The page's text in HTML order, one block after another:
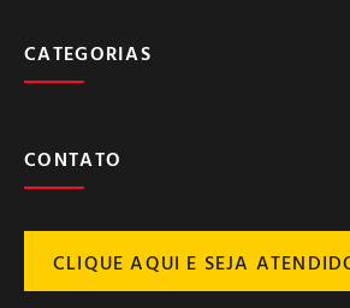
CATEGORIAS
CONTATO
CLIQUE AQUI E SEJA